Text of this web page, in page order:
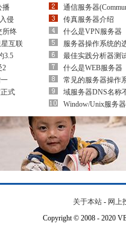
播
侵
所终
星互联
3.5
2
式
通信服务器
传真服务器介绍
什么是VPN服务器
服务器操作系统的
最佳实践分析器测
什么是WEB服务器
常见的服务器操作
域服务器DNS名称
Window/Unix服务
关于本站 - 网上
Copyright © 2008 - 2020